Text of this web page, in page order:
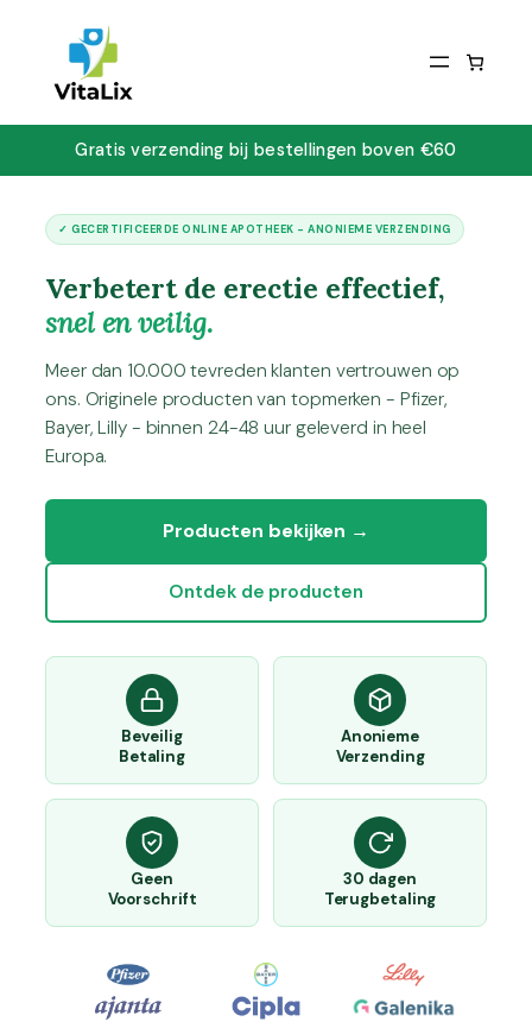
Gratis verzending bij bestellingen boven €60
✓ GECERTIFICEERDE ONLINE APOTHEEK - ANONIEME VERZENDING
Verbetert de erectie effectief,
snel en veilig.
Meer dan 10.000 tevreden klanten vertrouwen op
ons. Originele producten van topmerken - Pfizer,
Bayer, Lilly - binnen 24-48 uur geleverd in heel
Europa.
Producten bekijken →
Ontdek de producten
Beveilig
Betaling
Anonieme
Verzending
Geen
Voorschrift
30 dagen
Terugbetaling